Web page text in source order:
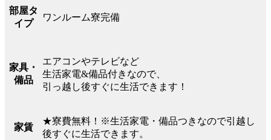
部屋タ
イプ
ワンルーム寮完備
家具・
備品
エアコンやテレビなど
生活家電&備品付きなので、
引っ越し後すぐに生活できます！
家賃
★寮費無料！※生活家電・備品つきなので引越し
後すぐに生活できます。